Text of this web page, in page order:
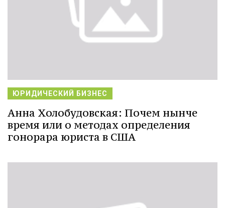
ЮРИДИЧЕСКИЙ БИЗНЕС
Анна Холобудовская: Почем нынче
время или о методах определения
гонорара юриста в США